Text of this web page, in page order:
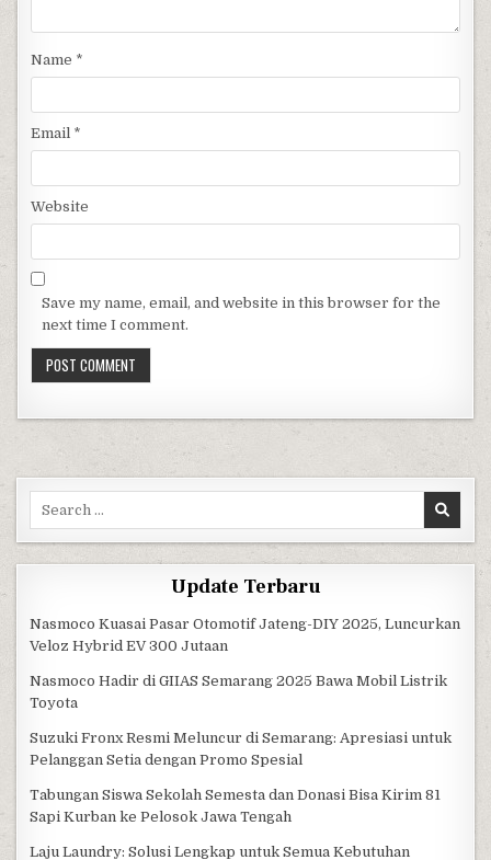
Name *
Email *
Website
Save my name, email, and website in this browser for the
next time I comment.
Update Terbaru
Nasmoco Kuasai Pasar Otomotif Jateng-DIY 2025, Luncurkan
Veloz Hybrid EV 300 Jutaan
Nasmoco Hadir di GIIAS Semarang 2025 Bawa Mobil Listrik
Toyota
Suzuki Fronx Resmi Meluncur di Semarang: Apresiasi untuk
Pelanggan Setia dengan Promo Spesial
Tabungan Siswa Sekolah Semesta dan Donasi Bisa Kirim 81
Sapi Kurban ke Pelosok Jawa Tengah
Laju Laundry: Solusi Lengkap untuk Semua Kebutuhan